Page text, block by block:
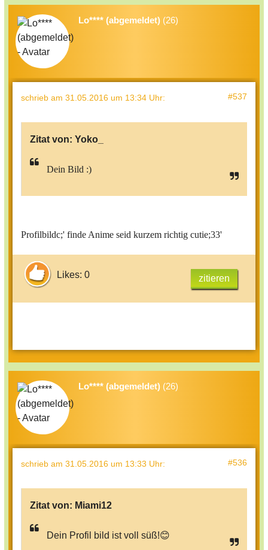
Lo**** (abgemeldet) (26)
schrieb am 31.05.2016 um 13:34 Uhr: #537
Zitat von: Yoko_
Dein Bild :)
Profilbildc;' finde Anime seid kurzem richtig cutie;33'
Likes: 0 zitieren
Lo**** (abgemeldet) (26)
schrieb am 31.05.2016 um 13:33 Uhr: #536
Zitat von: Miami12
Dein Profil bild ist voll süß!😊